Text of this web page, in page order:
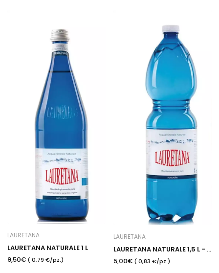
LAURETANA
LAURETANA NATURALE 1 L
9,50€ ( 0,79 €/pz.)
LAURETANA
LAURETANA NATURALE 1,5 L - Plastica
5,00€ ( 0,83 €/pz.)